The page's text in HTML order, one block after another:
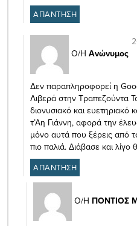
ΑΠΑΝΤΗΣΗ
Ο/Η Ανώνυμος
Δεν παραπληροφορεί η
Λιβερά στην Τραπεζούντα
διονυσιακό και
τ’Αη Γιάννη, αφορά την
μόνο αυτά που ξέρεις από
πιο παλιά. Διάβασε και
ΑΠΑΝΤΗΣΗ
Ο/Η ΠΟΝΤΙΟΣ